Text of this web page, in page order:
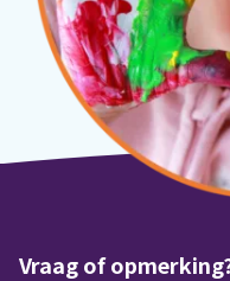
Vraag of